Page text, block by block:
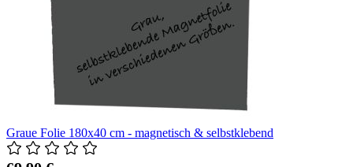
Graue Folie 180x40 cm - magnetisch & selbstklebend